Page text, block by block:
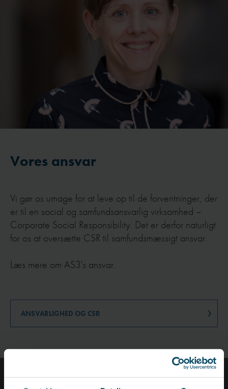
Vores ansvar
Vi gør os umage for at leve op til de forventninger, der
er til en social og samfundsansvarlig virksomhed –
Corporate Social Responsibility. Det er derfor naturligt
for os at oversætte CSR til samfundsmæssigt ansvar.
Læs mere om AS3's ansvar.
ANSVARLIGHED OG CSR